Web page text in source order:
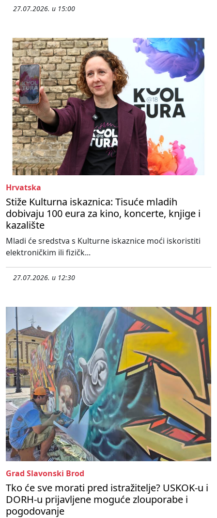
27.07.2026. u 15:00
Hrvatska
Stiže Kulturna iskaznica: Tisuće mladih
dobivaju 100 eura za kino, koncerte, knjige i
kazalište
Mladi će sredstva s Kulturne iskaznice moći iskoristiti
elektroničkim ili fizičk...
27.07.2026. u 12:30
Grad Slavonski Brod
Tko će sve morati pred istražitelje? USKOK-u i
DORH-u prijavljene moguće zlouporabe i
pogodovanje